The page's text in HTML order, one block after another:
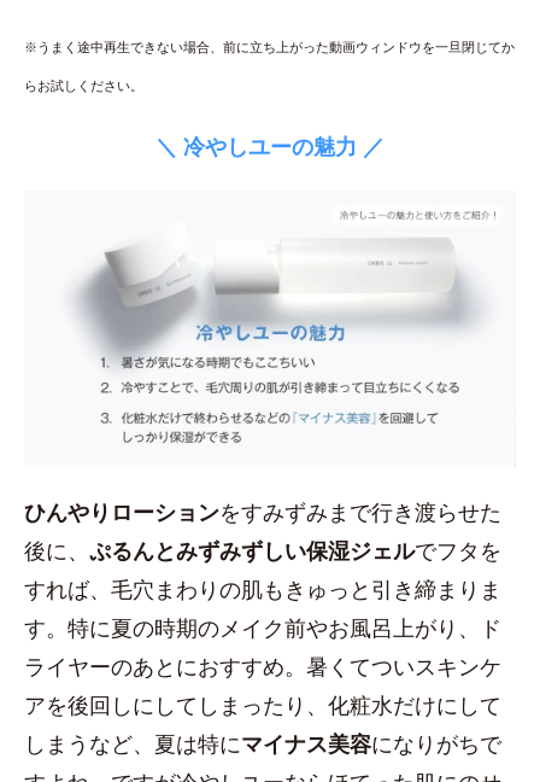
※うまく途中再生できない場合、前に立ち上がった動画ウィンドウを一旦閉じてか
らお試しください。
＼ 冷やしユーの魅力 ／
ひんやりローションをすみずみまで行き渡らせた
後に、 ぷるんとみずみずしい保湿ジェルでフタを
すれば、毛穴まわりの肌もきゅっと引き締まりま
す。特に夏の時期のメイク前やお風呂上がり、ド
ライヤーのあとにおすすめ。暑くてついスキンケ
アを後回しにしてしまったり、化粧水だけにして
しまうなど、夏は特にマイナス美容になりがちで